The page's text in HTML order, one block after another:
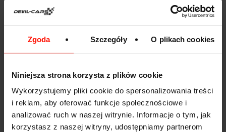
Zgoda Szczegóły O plikach cookies
Niniejsza strona korzysta z plików cookie
Wykorzystujemy pliki cookie do spersonalizowania treści
i reklam, aby oferować funkcje społecznościowe i
analizować ruch w naszej witrynie. Informacje o tym, jak
korzystasz z naszej witryny, udostępniamy partnerom
przestronną kabiną oraz zaawansowanym systemem
multimedialnym, który obejmuje m.in. 14-calowy ekran
którzy szukają potężnego, wszechstronnego pick-upa z